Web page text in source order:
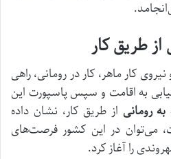
طریق کار
کار ماهر، کار در رومانی، راهی
به اقامت و سپس پاسپورت این
رومانی از طریق کار، نشان داده
می‌توان در این کشور فرصت‌های
را آغاز کرد.